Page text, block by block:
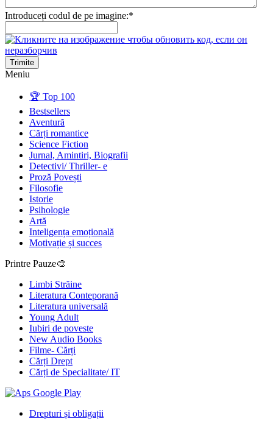
Introduceți codul de pe imagine:*
Trimite
Meniu
🏆 Top 100
Bestsellers
Aventură
Cărți romantice
Science Fiction
Jurnal, Amintiri, Biografii
Detectivi/ Thriller- e
Proză Povești
Filosofie
Istorie
Psihologie
Artă
Inteligența emoțională
Motivație și succes
Printre Pauze🎨
Limbi Străine
Literatura Conteporană
Literatura universală
Young Adult
Iubiri de poveste
New Audio Books
Filme- Cărți
Cărți Drept
Cărți de Specialitate/ IT
Drepturi și obligații